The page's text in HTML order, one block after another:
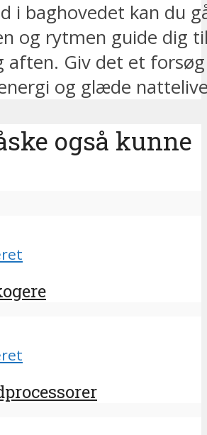
i baghovedet kan du
og rytmen guide dig
Giv det et
og glæde
også kunne